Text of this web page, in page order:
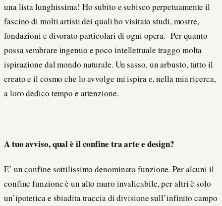
una lista lunghissima! Ho subito e subisco perpetuamente il
fascino di molti artisti dei quali ho visitato studi, mostre,
fondazioni e divorato particolari di ogni opera. Per quanto
possa sembrare ingenuo e poco intellettuale traggo molta
ispirazione dal mondo naturale. Un sasso, un arbusto, tutto il
creato e il cosmo che lo avvolge mi ispira e, nella mia ricerca,
a loro dedico tempo e attenzione.
A tuo avviso, qual è il confine tra arte e design?
E’ un confine sottilissimo denominato funzione. Per alcuni il
confine funzione è un alto muro invalicabile, per altri è solo
un’ipotetica e sbiadita traccia di divisione sull’infinito campo